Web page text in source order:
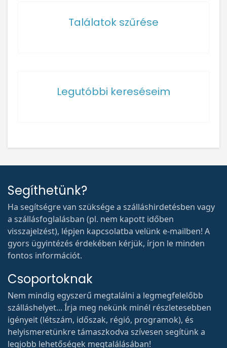
Találatok szűrése
Legutóbbi kereséseim
Segíthetünk?
Ha segítségre van szüksége a szálláshirdetésben vagy
a szállásfoglalásban (pl. nem kapott időben
visszajelzést), lépjen kapcsolatba velünk e-mailben! A
gyors ügyintézés érdekében kérjük, írjon le minden
fontos információt.
Csoportoknak
Nem mindig egyszerű megtalálni a legmegfelelőbb
szálláshelyet... Írja meg nekünk minél részletesebben
igényeit (létszám, időszak, régió, programok), és
helyismeretünkre támaszkodva szívesen segítünk a
legjobb lehetőségek megtalálásában!